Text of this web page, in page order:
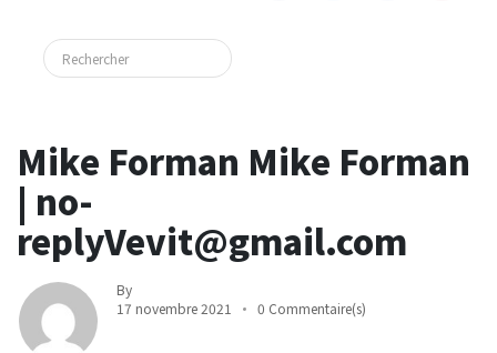
Mike Forman Mike Forman
| no-
replyVevit@gmail.com
By
17 novembre 2021
0 Commentaire(s)